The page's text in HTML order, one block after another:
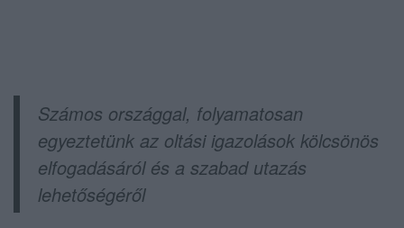
Számos országgal, folyamatosan
egyeztetünk az oltási igazolások kölcsönös
elfogadásáról és a szabad utazás
lehetőségéről